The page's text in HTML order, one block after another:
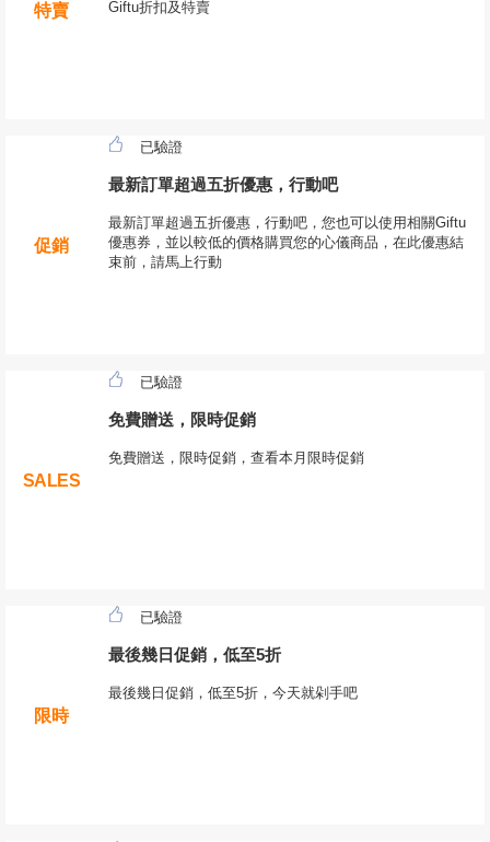
特賣 Giftu折扣及特賣
促銷
已驗證
最新訂單超過五折優惠，行動吧
最新訂單超過五折優惠，行動吧，您也可以使用相關Giftu
優惠券，並以較低的價格購買您的心儀商品，在此優惠結
束前，請馬上行動
SALES
已驗證
免費贈送，限時促銷
免費贈送，限時促銷，查看本月限時促銷
限時
已驗證
最後幾日促銷，低至5折
最後幾日促銷，低至5折，今天就剁手吧